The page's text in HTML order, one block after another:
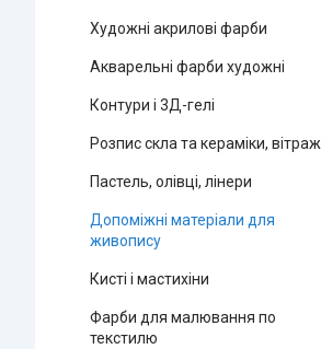
Художні акрилові фарби
Акварельні фарби художні
Контури і 3Д-гелі
Розпис скла та кераміки, вітраж
Пастель, олівці, лінери
Допоміжні матеріали для
живопису
Кисті і мастихіни
Фарби для малювання по
текстилю